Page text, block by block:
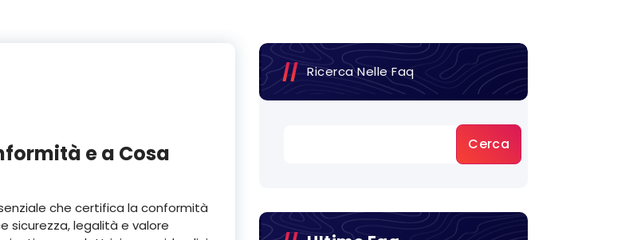
e a Cosa
che certifica la conformità
sicurezza, legalità e valore
Ricerca Nelle Faq
Cerca